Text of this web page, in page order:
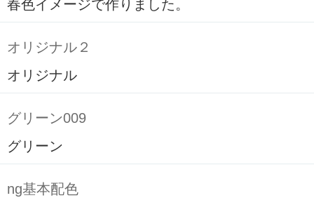
春色イメージで作りました。
オリジナル２
オリジナル
グリーン009
グリーン
ng基本配色